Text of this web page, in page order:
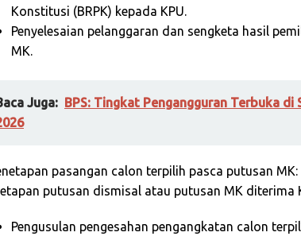
Konstitusi (BRPK) kepada KPU.
Penyelesaian pelanggaran dan sengketa hasil
MK.
Juga:
BPS: Tingkat Pengangguran Terbuka
pasangan calon terpilih pasca putusan
putusan dismisal atau putusan MK diterima
Pengusulan pengesahan pengangkatan calon